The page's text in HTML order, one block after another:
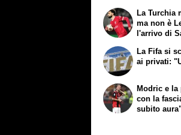
La Turchia
ma non è
l'arrivo di
La Fifa si
ai privati:
Modric e
con la
subito